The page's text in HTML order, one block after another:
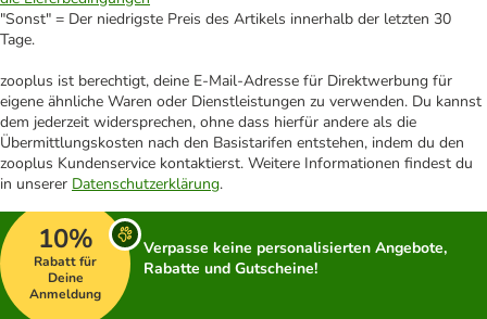
"Sonst" = Der niedrigste Preis des Artikels innerhalb der letzten 30
Tage.
zooplus ist berechtigt, deine E-Mail-Adresse für Direktwerbung für
eigene ähnliche Waren oder Dienstleistungen zu verwenden. Du kannst
dem jederzeit widersprechen, ohne dass hierfür andere als die
Übermittlungskosten nach den Basistarifen entstehen, indem du den
zooplus Kundenservice kontaktierst. Weitere Informationen findest du
in unserer Datenschutzerklärung.
10%
Rabatt für
Deine
Anmeldung
Verpasse keine personalisierten Angebote,
Rabatte und Gutscheine!